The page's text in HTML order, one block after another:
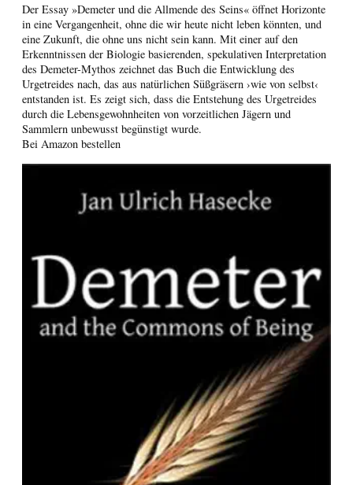
Der Essay »Demeter und die Allmende des Seins« öffnet Horizonte
in eine Vergangenheit, ohne die wir heute nicht leben könnten, und
eine Zukunft, die ohne uns nicht sein kann. Mit einer auf den
Erkenntnissen der Biologie basierenden, spekulativen Interpretation
des Demeter-Mythos zeichnet das Buch die Entwicklung des
Urgetreides nach, das aus natürlichen Süßgräsern ›wie von selbst‹
entstanden ist. Es zeigt sich, dass die Entstehung des Urgetreides
durch die Lebensgewohnheiten von vorzeitlichen Jägern und
Sammlern unbewusst begünstigt wurde.
Bei Amazon bestellen